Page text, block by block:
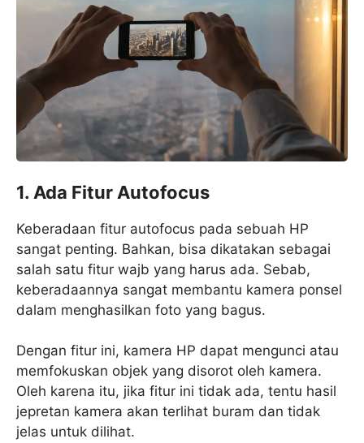
1. Ada Fitur Autofocus
Keberadaan fitur autofocus pada sebuah HP
sangat penting. Bahkan, bisa dikatakan sebagai
salah satu fitur wajb yang harus ada. Sebab,
keberadaannya sangat membantu kamera ponsel
dalam menghasilkan foto yang bagus.
Dengan fitur ini, kamera HP dapat mengunci atau
memfokuskan objek yang disorot oleh kamera.
Oleh karena itu, jika fitur ini tidak ada, tentu hasil
jepretan kamera akan terlihat buram dan tidak
jelas untuk dilihat.